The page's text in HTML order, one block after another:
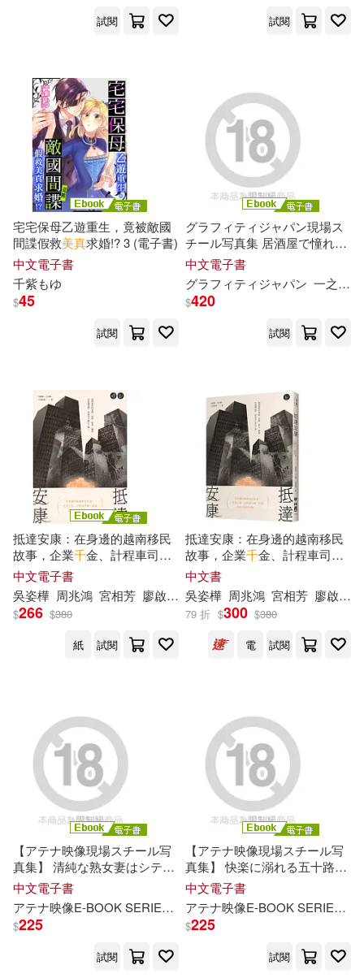
試閱 試閱
宅宅保母乙遊重生，竟被敵國
間諜假救美真求婚!? 3 (電子書)
中文電子書
千紫もゆ
$45
試閱
グラフィティジャパン現場ス
チール写真集 居酒屋で憧れの
人妻女上司とニ人きりで飲ん
でたら酔ったみたいなのでど
さくさまぎれにキスをしたら
総集版 一之瀬あやめ 弘
原すみれ (電子書)
中文電子書
グラフィティジャパン 一之瀬あやめ
$420
試閱
抵達安康：在身邊的越南移民
故事，企業千金、計程車司
機、市場與美甲店的阿姨……
【無障礙版本+作者影音導讀】
(電子書)
中文電子書
吳姿樺 周兆鴻 宮相芳 廖啟均 彭翠瑛 徐俊文 曾祥宇 江婉琦
$266 $380
紙
試閱
抵達安康：在身邊的越南移民
故事，企業千金、計程車司
機、市場與美甲店的阿姨……
中文書
吳姿樺 周兆鴻 宮相芳 廖啟均
79 折 $300 $380
電
試閱
【アテナ映像現場スチール写
真集】 清純な熟女妻はシティ
ホテルで出張マッサージ師
に… 総集編
さん 麻乃さん (電子書)
中文電子書
アテナ映像E-BOOK SERIES
千晶さん 美沙子さん 麻乃さん
$225
試閱
【アテナ映像現場スチール写
真集】 快楽に溺れる五十路妻
夫は知らない白昼の情事 総集
編 安野由美 黒柳
千 春 (電子書)
中文電子書
アテナ映像E-BOOK SERIES
$225
試閱